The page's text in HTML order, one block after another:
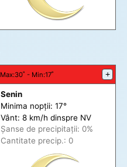
Max:30˚ - Min:17˚ +
Senin
Minima nopții: 17°
Vânt: 8 km/h dinspre NV
Șanse de precipitații: 0%
Cantitate precip.: 0